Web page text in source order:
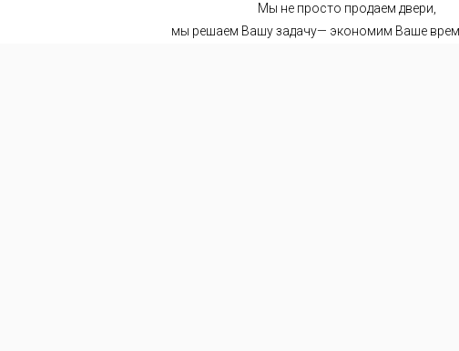
Мы не просто продаем двери,
мы решаем Вашу задачу— экономим Ваше